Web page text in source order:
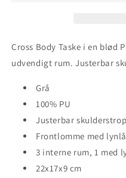
Cross Body Taske i en blød
udvendigt rum. Justerbar
Grå
100% PU
Justerbar
Frontlomme med
3 interne rum, 1 med
22x17x9 cm